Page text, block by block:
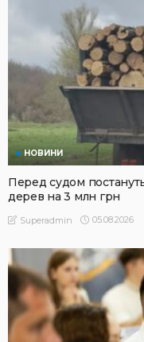
НОВИНИ
Перед судом
дерев на 3 млн грн
Superadmin 05.08.2026